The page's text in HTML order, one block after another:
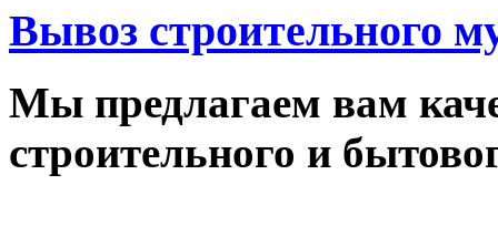
Вывоз строительного
Мы предлагаем вам
строительного и